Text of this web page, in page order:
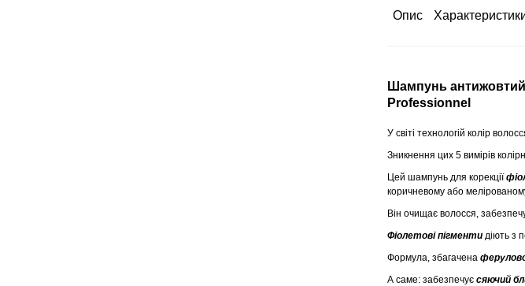
Опис
Шампунь
Professionnel
У світі технологій колір
Зникнення цих 5 вимірів
Цей шампунь для корекції
коричневому або
Він очищає волосся,
Фіолетові пігменти діють з
Формула, збагачена
А саме: забезпечує сяючий